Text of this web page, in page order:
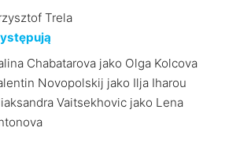
Trela
Chabatarova jako Olga Kolcova
Novopolskij jako Ilja Iharou
Vaitsekhovic jako Lena